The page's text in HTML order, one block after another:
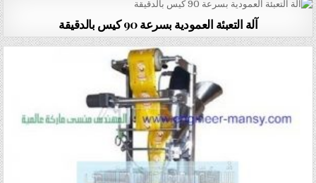
آلة التعبئة العمودية بسرعة 90 كيس بالدقيقة